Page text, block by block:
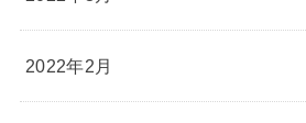
2022年2月